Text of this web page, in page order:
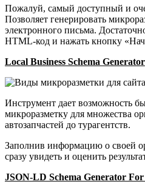
Пожалуй, самый доступный и
Позволяет генерировать
электронного письма.
HTML-код и нажать кнопку
Local Business Schema Generator
Инструмент дает возможность
микроразметку для множества
автозапчастей до турагентств.
Заполнив информацию о своей
сразу увидеть и оценить
JSON-LD Schema Generator